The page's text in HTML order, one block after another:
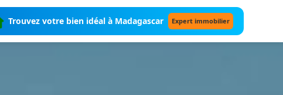
Trouvez votre bien idéal à Madagascar Expert immobilier